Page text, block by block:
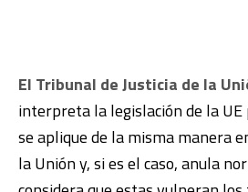
El Tribunal de Justicia de la
interpreta la legislación de la
se aplique de la misma manera
la Unión y, si es el caso, anula